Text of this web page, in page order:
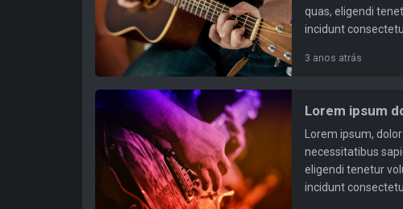
quas, eligendi
incidunt
3 anos atrás
Lorem ipsum
Lorem ipsum,
necessitatibus
eligendi tenetur
incidunt